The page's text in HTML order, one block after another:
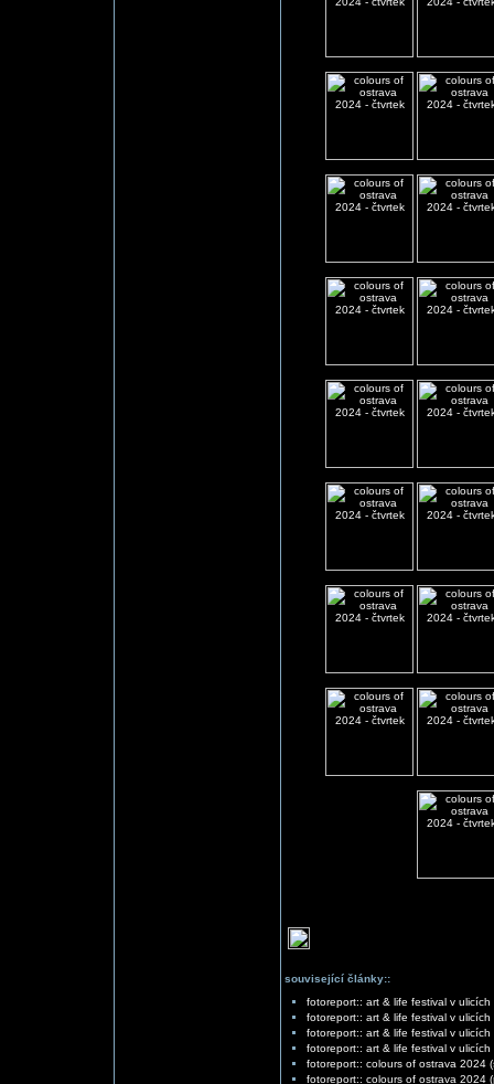
související články::
fotoreport:: art & life festival v
fotoreport:: art & life festival v ulicích
fotoreport:: art & life festival v
fotoreport:: art & life festival v ulicích
fotoreport:: colours of ostrava 2024
fotoreport:: colours of ostrava 2024